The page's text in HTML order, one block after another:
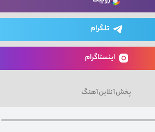
تلگرام
اینستاگرام
پخش آنلاین آهنگ